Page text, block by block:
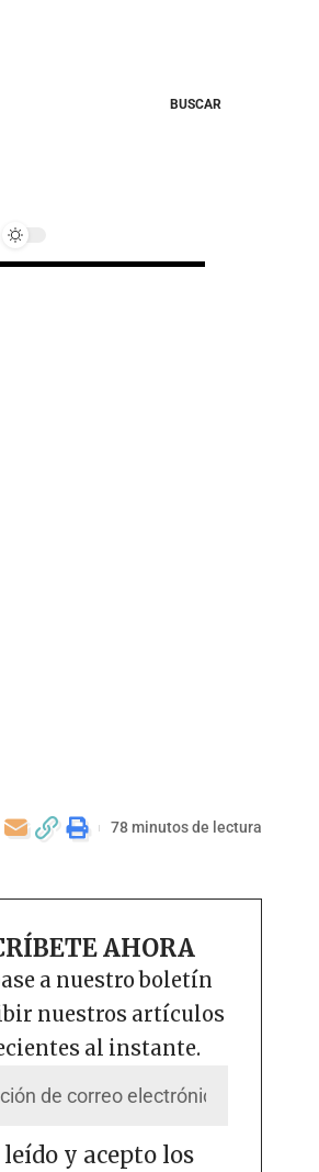
BUSCAR
78 minutos de lectura
AHORA
a nuestro boletín
nuestros artículos
al instante.
leído y acepto los